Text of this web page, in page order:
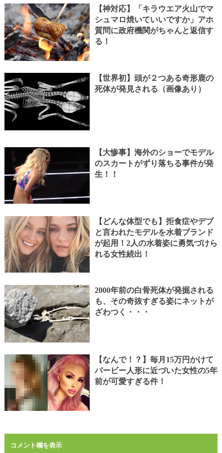
【神対応】「キラウエア火山でマ
シュマロ焼いていいですか」アホ
質問に政府機関がちゃんと返信す
る！
【世界初】頭が２つある奇形鹿の
死体が発見される（画像あり）
【大惨事】海外のショーでモデル
のスカートがずり落ちる事件が発
生！！
【どんな体型でも】拒食症やデブ
と言われたモデルを水着ブランド
が起用！2人の水着姿に勇気づけら
れる女性続出！
2000年前の白骨死体が発掘される
も、その奇抜すぎる姿にネットが
ざわつく・・・
【なんで！？】毎月15万円かけて
バービー人形に近づいた女性の5年
前が可愛すぎる件！
コメント欄を表示